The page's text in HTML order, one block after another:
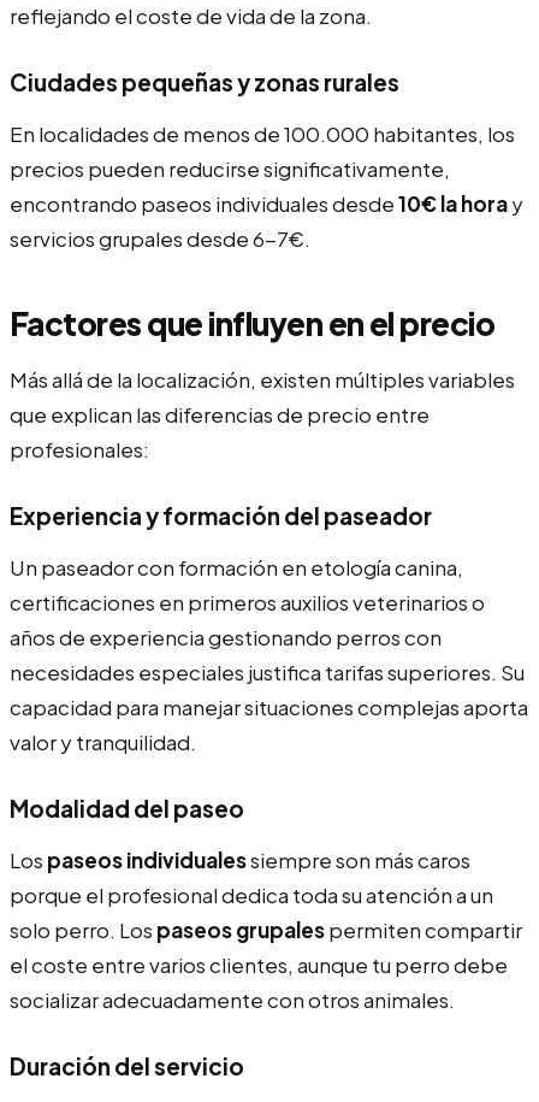
reflejando el coste de vida de la zona.
Ciudades pequeñas y zonas rurales
En localidades de menos de 100.000 habitantes, los
precios pueden reducirse significativamente,
encontrando paseos individuales desde10€ la horay
servicios grupales desde 6-7€.
Factores que influyen en el precio
Más allá de la localización, existen múltiples variables
que explican las diferencias de precio entre
profesionales:
Experiencia y formación del paseador
Un paseador con formación en etología canina,
certificaciones en primeros auxilios veterinarios o
años de experiencia gestionando perros con
necesidades especiales justifica tarifas superiores. Su
capacidad para manejar situaciones complejas aporta
valor y tranquilidad.
Modalidad del paseo
Los paseos individualessiempre son más caros
porque el profesional dedica toda su atención a un
solo perro. Los paseos grupalespermiten compartir
el coste entre varios clientes, aunque tu perro debe
socializar adecuadamente con otros animales.
Duración del servicio